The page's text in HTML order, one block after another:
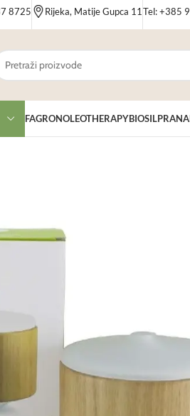
8725 Rijeka, Matije Gupca 11 Tel: +385
FAGRONOLEOTHERAPYBIOSIL